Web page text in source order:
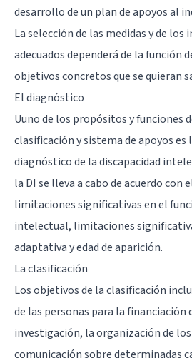
desarrollo de un plan de apoyos al
La selección de las medidas y de
adecuados dependerá de la función
objetivos concretos que se quieran
El diagnóstico
Uuno de los propósitos y funciones
clasificación y sistema de apoyos
diagnóstico de la discapacidad
la DI se lleva a cabo de acuerdo
limitaciones significativas en el
intelectual, limitaciones
adaptativa y edad de aparición.
La clasificación
Los objetivos de la clasificación
de las personas para la financiación
investigación, la organización de
comunicación sobre determinadas